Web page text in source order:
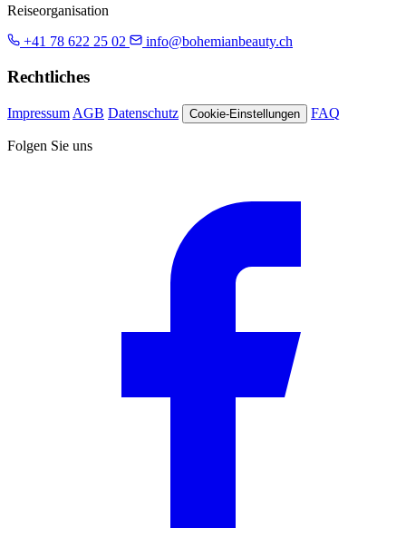
Reiseorganisation
+41 78 622 25 02
info@bohemianbeauty.ch
Rechtliches
Impressum AGB Datenschutz Cookie-Einstellungen FAQ
Folgen Sie uns